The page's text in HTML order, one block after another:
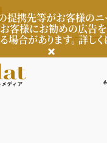
提携先等がお客様の
お客様にお勧めの広告
合があります。 詳し